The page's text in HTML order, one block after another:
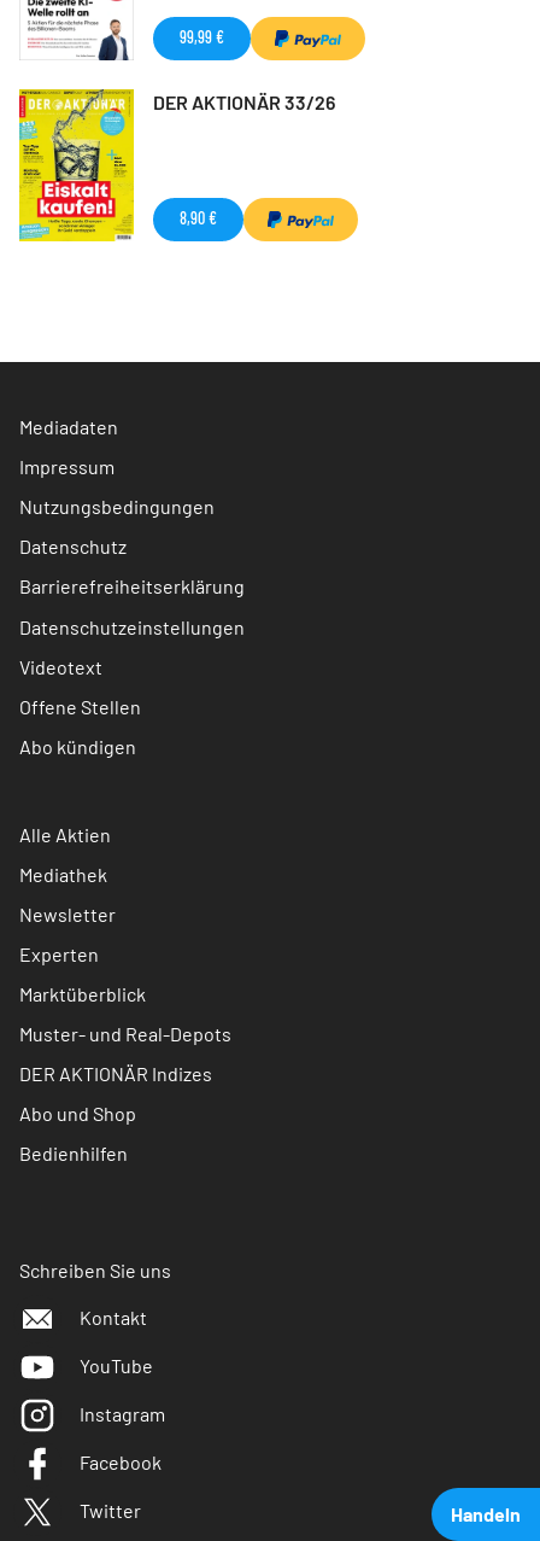
Handeln
99,99 €
DER AKTIONÄR 33/26
8,90 €
Mediadaten
Impressum
Nutzungsbedingungen
Datenschutz
Barrierefreiheitserklärung
Datenschutzeinstellungen
Videotext
Offene Stellen
Abo kündigen
Alle Aktien
Mediathek
Newsletter
Experten
Marktüberblick
Muster- und Real-Depots
DER AKTIONÄR Indizes
Abo und Shop
Bedienhilfen
Schreiben Sie uns
Kontakt
YouTube
Instagram
Facebook
Twitter